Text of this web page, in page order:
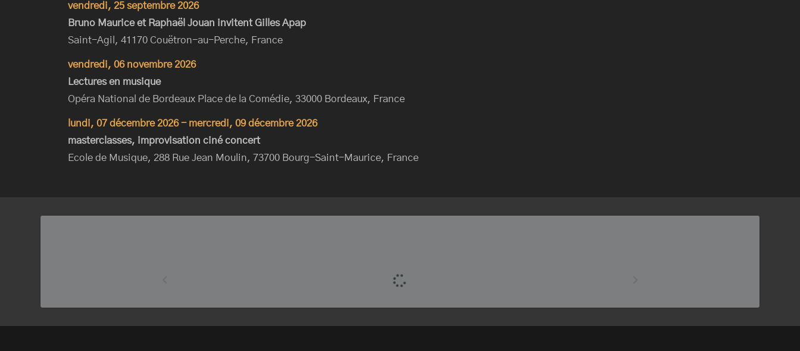
vendredi, 25 septembre 2026
Bruno Maurice et Raphaël Jouan invitent Gilles Apap
Saint-Agil, 41170 Couëtron-au-Perche, France
vendredi, 06 novembre 2026
Lectures en musique
Opéra National de Bordeaux Place de la Comédie, 33000 Bordeaux, France
lundi, 07 décembre 2026- mercredi, 09 décembre 2026
masterclasses, improvisation ciné concert
Ecole de Musique, 288 Rue Jean Moulin, 73700 Bourg-Saint-Maurice, France